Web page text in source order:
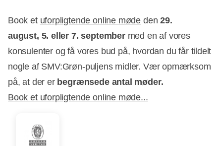
Book et uforpligtende online møde den29.
august, 5. eller 7. september med en af vores
konsulenter og få vores bud på, hvordan du får tildelt
nogle af SMV:Grøn-puljens midler. Vær opmærksom
på, at der er begrænsede antal møder.
Book et uforpligtende online møde...